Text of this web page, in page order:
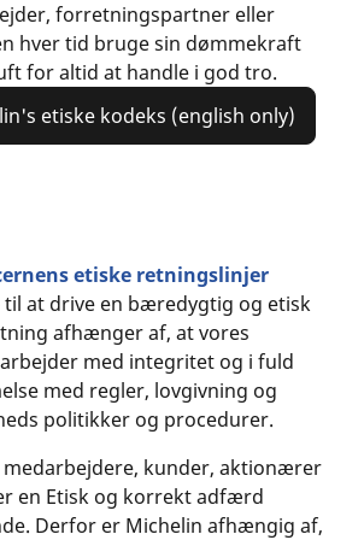
forretningspartner eller
hver tid bruge sin dømmekraft
for altid at handle i god tro.
etiske kodeks (english only)
etiske retningslinjer
til at drive en bæredygtig og etisk
afhænger af, at vores
med integritet og i fuld
med regler, lovgivning og
politikker og procedurer.
medarbejdere, kunder, aktionærer
en Etisk og korrekt adfærd
Derfor er Michelin afhængig af,